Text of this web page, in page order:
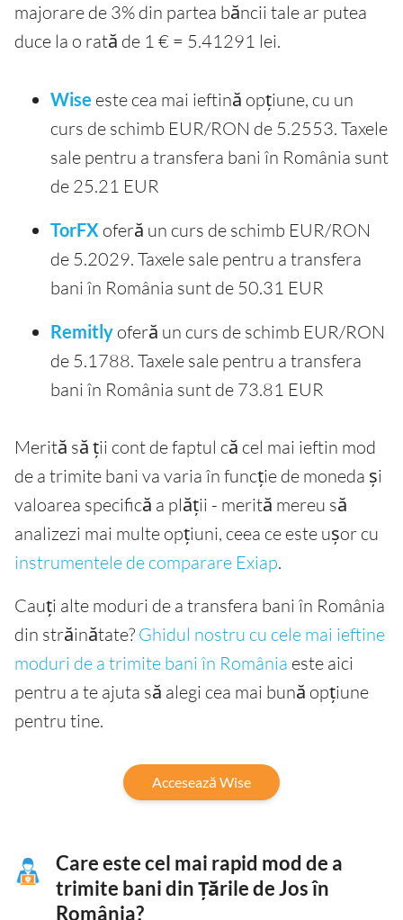
majorare de 3% din partea băncii tale ar putea
duce la o rată de 1 € = 5.41291 lei.
Wise este cea mai ieftină opțiune, cu un
curs de schimb EUR/RON de 5.2553. Taxele
sale pentru a transfera bani în România sunt
de 25.21 EUR
TorFX oferă un curs de schimb EUR/RON
de 5.2029. Taxele sale pentru a transfera
bani în România sunt de 50.31 EUR
Remitly oferă un curs de schimb EUR/RON
de 5.1788. Taxele sale pentru a transfera
bani în România sunt de 73.81 EUR
Merită să ții cont de faptul că cel mai ieftin mod
de a trimite bani va varia în funcție de moneda și
valoarea specifică a plății - merită mereu să
analizezi mai multe opțiuni, ceea ce este ușor cu
instrumentele de comparare Exiap.
Cauți alte moduri de a transfera bani în România
din străinătate? Ghidul nostru cu cele mai ieftine
moduri de a trimite bani în România este aici
pentru a te ajuta să alegi cea mai bună opțiune
pentru tine.
Accesează Wise
Care este cel mai rapid mod de a
trimite bani din Țările de Jos în
România?